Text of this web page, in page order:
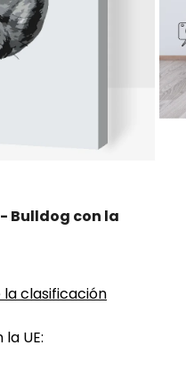
UE:
Bulldog con la
la clasificación